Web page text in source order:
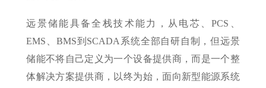
远景储能具备全栈技术能力，从电芯、PCS、
EMS、BMS到SCADA系统全部自研自制，但远景
储能不将自己定义为一个设备提供商，而是一个整
体解决方案提供商，以终为始，面向新型能源系统